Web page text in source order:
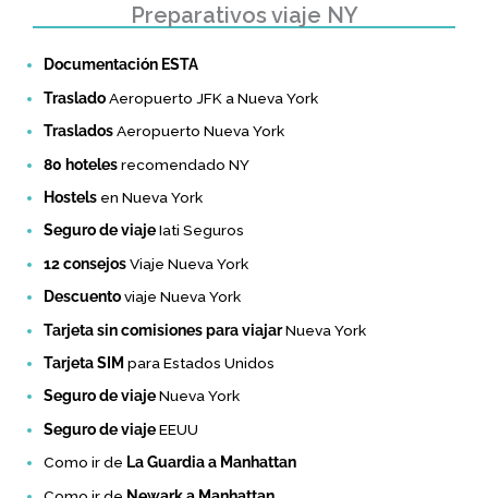
Preparativos viaje NY
Documentación ESTA
TrasladoAeropuerto JFK a Nueva York
TrasladosAeropuerto Nueva York
80 hotelesrecomendado NY
Hostels en Nueva York
Seguro de viajeIati Seguros
12 consejosViaje Nueva York
Descuentoviaje Nueva York
Tarjeta sin comisiones para viajarNueva York
Tarjeta SIM para Estados Unidos
Seguro de viajeNueva York
Seguro de viajeEEUU
Como ir de La Guardia a Manhattan